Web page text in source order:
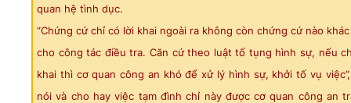
quan hệ tình dục.
“Chứng cứ chỉ có lời khai ngoài ra không còn chứng cứ nào
cho công tác điều tra. Căn cứ theo luật tố tụng hình sự, nếu
khai thì cơ quan công an khó để xử lý hình sự, khởi tố vụ
nói và cho hay việc tạm đình chỉ này được cơ quan công an